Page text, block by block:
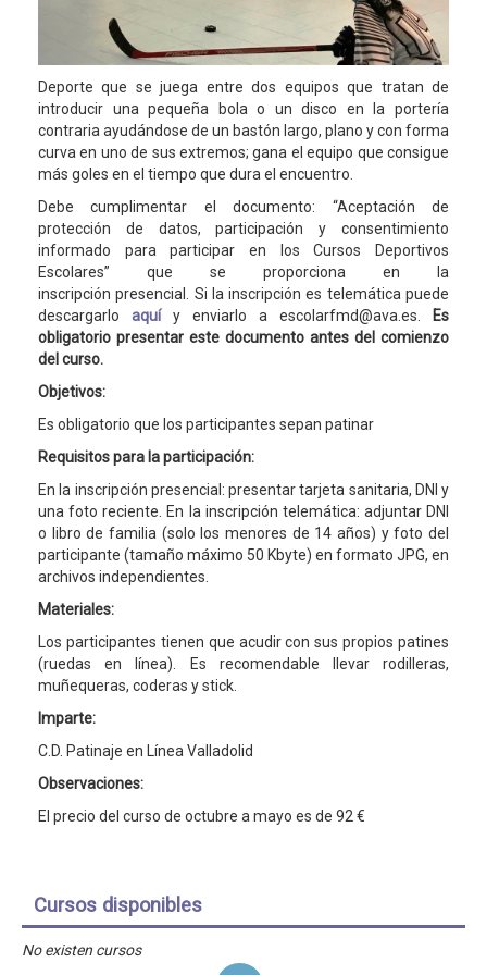
Deporte que se juega entre dos equipos que tratan de
introducir una pequeña bola o un disco en la portería
contraria ayudándose de un bastón largo, plano y con forma
curva en uno de sus extremos; gana el equipo que consigue
más goles en el tiempo que dura el encuentro.
Debe cumplimentar el documento: “Aceptación de
protección de datos, participación y consentimiento
informado para participar en los Cursos Deportivos
Escolares” que se proporciona en la
inscripción presencial. Si la inscripción es telemática puede
descargarlo aquíy enviarlo a escolarfmd@ava.es.
Es
obligatorio presentar este documento antes del comienzo
del curso.
Objetivos:
Es obligatorio que los participantes sepan patinar
Requisitos para la participación:
En la inscripción presencial: presentar tarjeta sanitaria, DNI y
una foto reciente. En la inscripción telemática: adjuntar DNI
o libro de familia (solo los menores de 14 años) y foto del
participante (tamaño máximo 50 Kbyte) en formato JPG, en
archivos independientes.
Materiales:
Los participantes tienen que acudir con sus propios patines
(ruedas en línea). Es recomendable llevar rodilleras,
muñequeras, coderas y stick.
Imparte:
C.D. Patinaje en Línea Valladolid
Observaciones:
El precio del curso de octubre a mayo es de 92 €
Cursos disponibles
No existen cursos